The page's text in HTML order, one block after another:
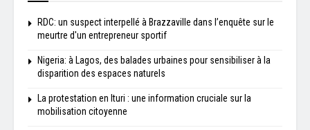
RDC: un suspect interpellé à Brazzaville dans l’enquête sur le
meurtre d'un entrepreneur sportif
Nigeria: à Lagos, des balades urbaines pour sensibiliser à la
disparition des espaces naturels
La protestation en Ituri : une information cruciale sur la
mobilisation citoyenne